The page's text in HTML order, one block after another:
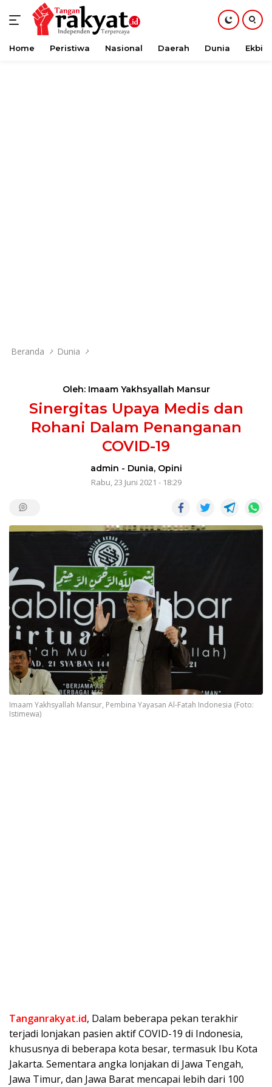
Langsung
Home Peristiwa Nasional Daerah Dunia Ekbis
Beranda Dunia
Oleh: Imaam Yakhsyallah Mansur
Sinergitas Upaya Medis dan
Rohani Dalam Penanganan
COVID-19
admin - Dunia, Opini
Rabu, 23 Juni 2021 - 18:29
Imaam Yakhsyallah Mansur, Pembina Yayasan Al-Fatah Indonesia (Foto:
Istimewa)
Tanganrakyat.id, Dalam beberapa pekan terakhir
terjadi lonjakan pasien aktif COVID-19 di Indonesia,
khususnya di beberapa kota besar, termasuk Ibu Kota
Jakarta. Sementara angka lonjakan di Jawa Tengah,
Jawa Timur, dan Jawa Barat mencapai lebih dari 100